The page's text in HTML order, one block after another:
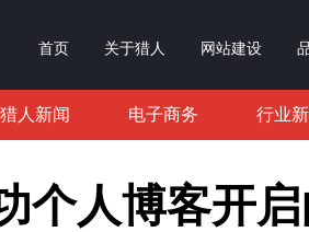
首页 关于猎人 网站建设
猎人新闻 电子商务 行业
个人博客开